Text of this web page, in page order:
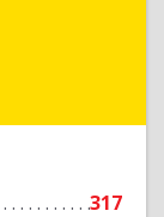
317
г,